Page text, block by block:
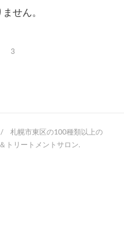
せん。
3
札幌市東区の100種類以上の
トリートメントサロン.